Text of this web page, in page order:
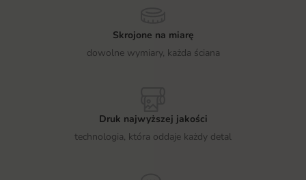
Skrojone na miarę
dowolne wymiary, każda ściana
Druk najwyższej jakości
technologia, która oddaje każdy detal